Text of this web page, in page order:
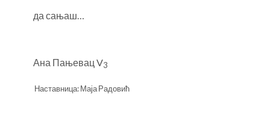
да сањаш…
Ана Пањевац V3
Наставница: Маја Радовић